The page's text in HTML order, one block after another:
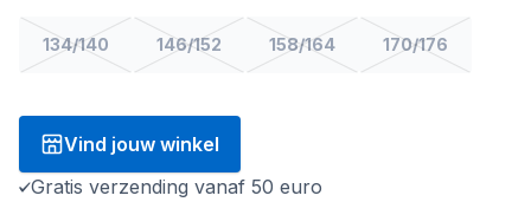
134/140 146/152 158/164 170/176
Vind jouw winkel
Gratis verzending vanaf 50 euro